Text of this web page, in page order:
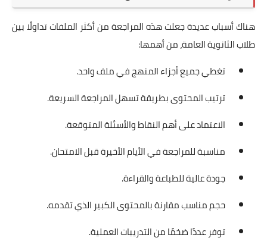
هناك أسباب عديدة جعلت هذه المراجعة من أكثر الملفات تداولًا بين
طلاب الثانوية العامة، من أهمها:
تغطي جميع أجزاء المنهج في ملف واحد.
ترتيب المحتوى بطريقة تسهل المراجعة السريعة.
الاعتماد على أهم النقاط والأسئلة المتوقعة.
مناسبة للمراجعة في الأيام الأخيرة قبل الامتحان.
جودة عالية للطباعة والقراءة.
حجم مناسب مقارنة بالمحتوى الكبير الذي تقدمه.
توفر عددًا ضخمًا من التدريبات العملية.